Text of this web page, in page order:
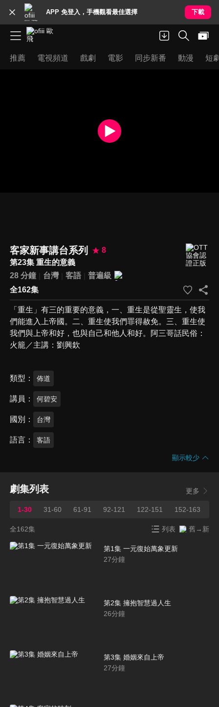
APP 免登入，手機觀看最佳選擇 下載
推薦 電視頻道 戲劇 電影 同步新番 動漫 短
客家新事講台系列
8
第23集 重生的意義
28 分鐘
台灣 客語
普遍級
全162集
「重生」有三的重要的意義，一、重生是從聖靈生，使我
們能進入上帝國。二、重生使我們罪得赦免。三、重生使
我們與上帝和好，也與自己和他人和好。阿三哥話民俗：
火籠／主講：劉興欽
類型 佈道
講員 何碧安
國別 台灣
語言 客語
顯示較少
劇集列表 更多
1-30 31-60 61-91 92-121 122-151 152-163
全162集 列表 舊→新
第1集 一元復始萬象更新
27分鐘
第2集 擁抱智慧過人生
26分鐘
第3集 婚姻來自上帝
27分鐘